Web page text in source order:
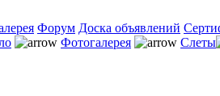
Форум Доска объявлений
Фотогалерея Слеты